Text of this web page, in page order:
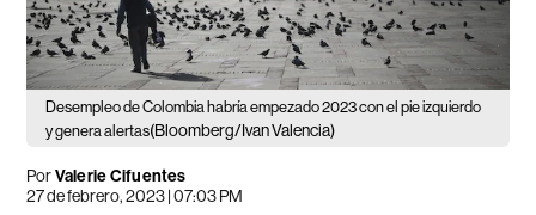
Desempleo de Colombia habría empezado 2023 con el pie izquierdo
y genera alertas(Bloomberg/Ivan Valencia)
PorValerie Cifuentes
27 de febrero, 2023 | 07:03 PM